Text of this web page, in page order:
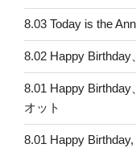
8.03 Today is the
8.02 Happy
8.01 Happy Birthday
オット
8.01 Happy